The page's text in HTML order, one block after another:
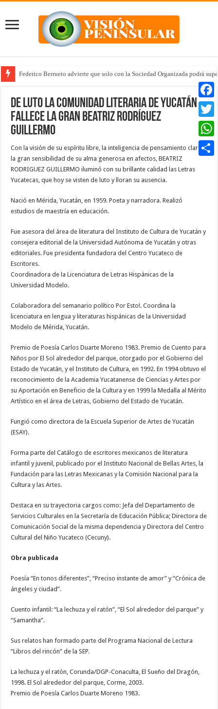
Federico Berrueto advierte que solo con la Sociedad Organizada podrá
De luto la comunidad literaria de Yucatán –
Fallece la gran Beatriz Rodríguez
Guillermo
Con la visión de su espíritu libre, la inteligencia de pensamiento claro y
la gran sensibilidad de su alma generosa en afectos, BEATRIZ
RODRIGUEZ GUILLERMO iluminó con su brillante calidad las Letras
Yucatecas, que hoy se visten de luto y lloran su ausencia.
Nació en Mérida, Yucatán, en 1959. Poeta y narradora. Realizó
estudios de maestría en educación.
Fue asesora del área de literatura del Instituto de Cultura de Yucatán y
consejera editorial de la Universidad Autónoma de Yucatán y otras
editoriales. Fue presidenta fundadora del Centro Yucateco de
Escritores.
Coordinadora de la Licenciatura de Letras Hispánicas de la
Universidad Modelo.
Colaboradora del semanario político Por Esto!. Coordina la
licenciatura en lengua y literaturas hispánicas de la Universidad
Modelo de Mérida, Yucatán.
Premio de Poesía Carlos Duarte Moreno 1983. Premio de Cuento para
Niños por El Sol alrededor del parque, otorgado por el Gobierno del
Estado de Yucatán, y el Instituto de Cultura, en 1992. En 1994 obtuvo el
reconocimiento de la Academia Yucatanense de Ciencias y Artes por
su Aportación en Beneficio de la Cultura y en 1999 la Medalla al Mérito
Artístico en el área de Letras, Gobierno del Estado de Yucatán.
Fungió como directora de la Escuela Superior de Artes de Yucatán
(ESAY).
Forma parte del Catálogo de escritores mexicanos de literatura
infantil y juvenil, publicado por el Instituto Nacional de Bellas Artes, la
Fundación para las Letras Mexicanas y la Comisión Nacional para la
Cultura y las Artes.
Destaca en su trayectoria cargos como: Jefa del Departamento de
Servicios Culturales en la Secretaría de Educación Pública; Directora de
Comunicación Social de la misma dependencia y Directora del Centro
Cultural del Niño Yucateco (Cecuny).
Obra publicada
Poesía “En tonos diferentes”, “Preciso instante de amor” y “Crónica de
ángeles y ciudad”.
Cuento infantil: “La lechuza y el ratón”, “El Sol alrededor del parque” y
“Samantha”.
Sus relatos han formado parte del Programa Nacional de Lectura
“Libros del rincón” de la SEP.
La lechuza y el ratón, Corunda/DGP-Conaculta, El Sueño del Dragón,
1998. El Sol alrededor del parque, Corme, 2003.
Premio de Poesía Carlos Duarte Moreno 1983.
Twitter